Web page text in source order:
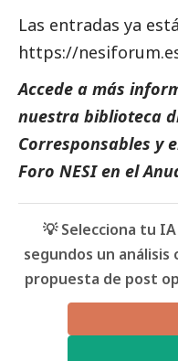
Las entradas ya
https://
Accede a más
nuestra biblioteca
Corresponsables y
Foro NESIen el
💡 Selecciona tu
segundos un
propuesta de post